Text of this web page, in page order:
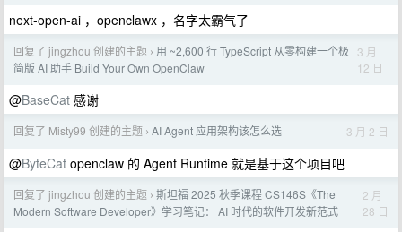
next-open-ai ，openclawx ，名字太霸气了
回复了 jingzhou 创建的主题 › 用 ~2,600 行 TypeScript 从零构建一个极
简版 AI 助手 Build Your Own OpenClaw
3 月
12 日
@BaseCat 感谢
回复了 Misty99 创建的主题 › AI Agent 应用架构该怎么选 3 月 2 日
@ByteCat openclaw 的 Agent Runtime 就是基于这个项目吧
回复了 jingzhou 创建的主题 › 斯坦福 2025 秋季课程 CS146S《The
Modern Software Developer》学习笔记： AI 时代的软件开发新范式
2 月
28 日